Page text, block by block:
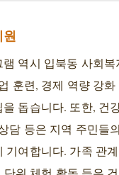
역시 입북동 사회
훈련, 경제 역량 강
돕습니다. 또한, 건
담 등은 지역 주민들
기여합니다. 가족 관